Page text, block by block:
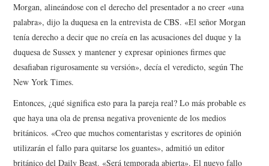
Morgan, alineándose con el derecho del presentador a no creer «una
palabra», dijo la duquesa en la entrevista de CBS. «El señor Morgan
tenía derecho a decir que no creía en las acusaciones del duque y la
duquesa de Sussex y mantener y expresar opiniones firmes que
desafiaban rigurosamente su versión», decía el veredicto, según The
New York Times.
Entonces, ¿qué significa esto para la pareja real? Lo más probable es
que haya una ola de prensa negativa proveniente de los medios
británicos. «Creo que muchos comentaristas y escritores de opinión
utilizarán el fallo para quitarse los guantes», admitió un editor
británico del Daily Beast. «Será temporada abierta». El nuevo fallo